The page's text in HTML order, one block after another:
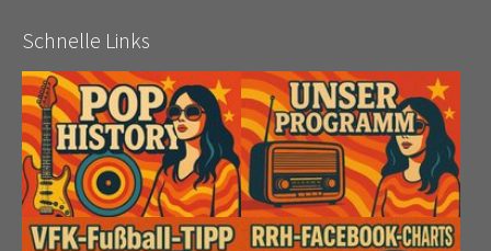
Schnelle Links